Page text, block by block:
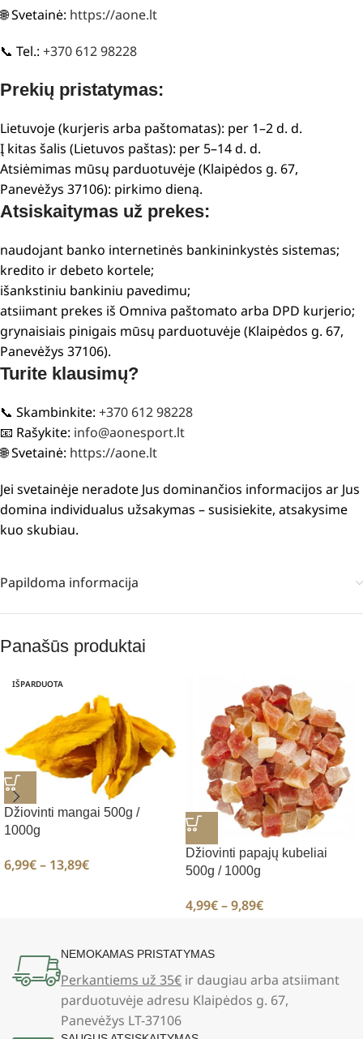
🌐 Svetainė: https://aone.lt
📞 Tel.: +370 612 98228
Prekių pristatymas:
Lietuvoje (kurjeris arba paštomatas): per 1–2 d. d.
Į kitas šalis (Lietuvos paštas): per 5–14 d. d.
Atsiėmimas mūsų parduotuvėje (Klaipėdos g. 67,
Panevėžys 37106): pirkimo dieną.
Atsiskaitymas už prekes:
naudojant banko internetinės bankininkystės sistemas;
kredito ir debeto kortele;
išankstiniu bankiniu pavedimu;
atsiimant prekes iš Omniva paštomato arba DPD kurjerio;
grynaisiais pinigais mūsų parduotuvėje (Klaipėdos g. 67,
Panevėžys 37106).
Turite klausimų?
📞 Skambinkite: +370 612 98228
📧 Rašykite: info@aonesport.lt
🌐 Svetainė: https://aone.lt
Jei svetainėje neradote Jus dominančios informacijos ar Jus
domina individualus užsakymas – susisiekite, atsakysime
kuo skubiau.
Papildoma informacija
Panašūs produktai
IŠPARDUOTA
Džiovinti mangai 500g /
1000g
6,99€– 13,89€
Džiovinti papajų kubeliai
500g / 1000g
4,99€–9,89€
NEMOKAMAS PRISTATYMAS
Perkantiems už 35€ ir daugiau arba atsiimant
parduotuvėje adresu Klaipėdos g. 67,
Panevėžys LT-37106